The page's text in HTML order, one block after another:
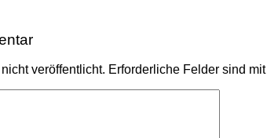
veröffentlicht. Erforderliche Felder sind mit